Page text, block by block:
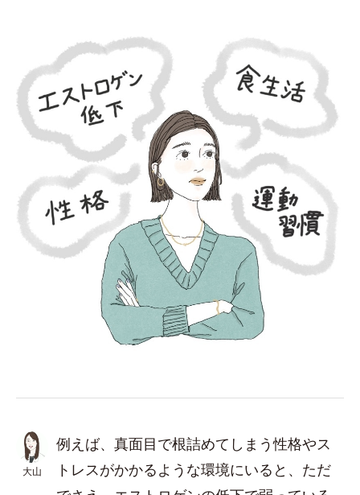
大山
例えば、真面目で根詰めてしまう性格やス
トレスがかかるような環境にいると、ただ